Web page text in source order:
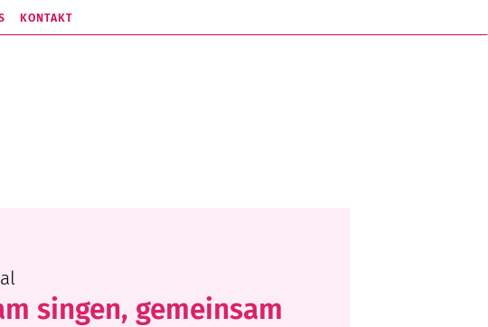
KONTAKT
singen, gemeinsam